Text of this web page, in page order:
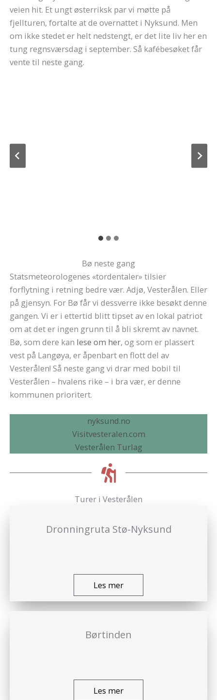
veien hit. Et ungt østerriksk par vi møtte på
fjellturen, fortalte at de overnattet i Nyksund. Men
om ikke stedet er helt nedstengt, er det lite liv her en
tung regnsværsdag i september. Så kafébesøket får
vente til neste gang.
Bø neste gang
Statsmeteorologenes «tordentaler» tilsier
forflytning i retning bedre vær. Adjø, Vesterålen. Eller
på gjensyn. For Bø får vi dessverre ikke besøkt denne
gangen. Vi er i ettertid blitt tipset av en lokal patriot
om at det er ingen grunn til å bli skremt av navnet.
Bø, som dere kan lese om her, og som er plassert
vest på Langøya, er åpenbart en flott del av
Vesterålen! Så neste gang vi drar med bobil til
Vesterålen – hvalens rike – i bra vær, er denne
kommunen prioritert.
nyksund.no
Visitvesteralen.com
Vesterålen Turlag
Turer i Vesterålen
Dronningruta Stø-Nyksund
Les mer
Børtinden
Les mer